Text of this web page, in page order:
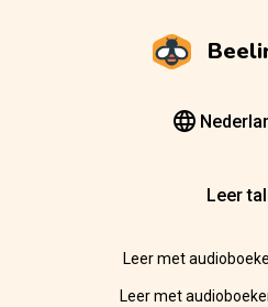
Leer
Leer met
Leer met